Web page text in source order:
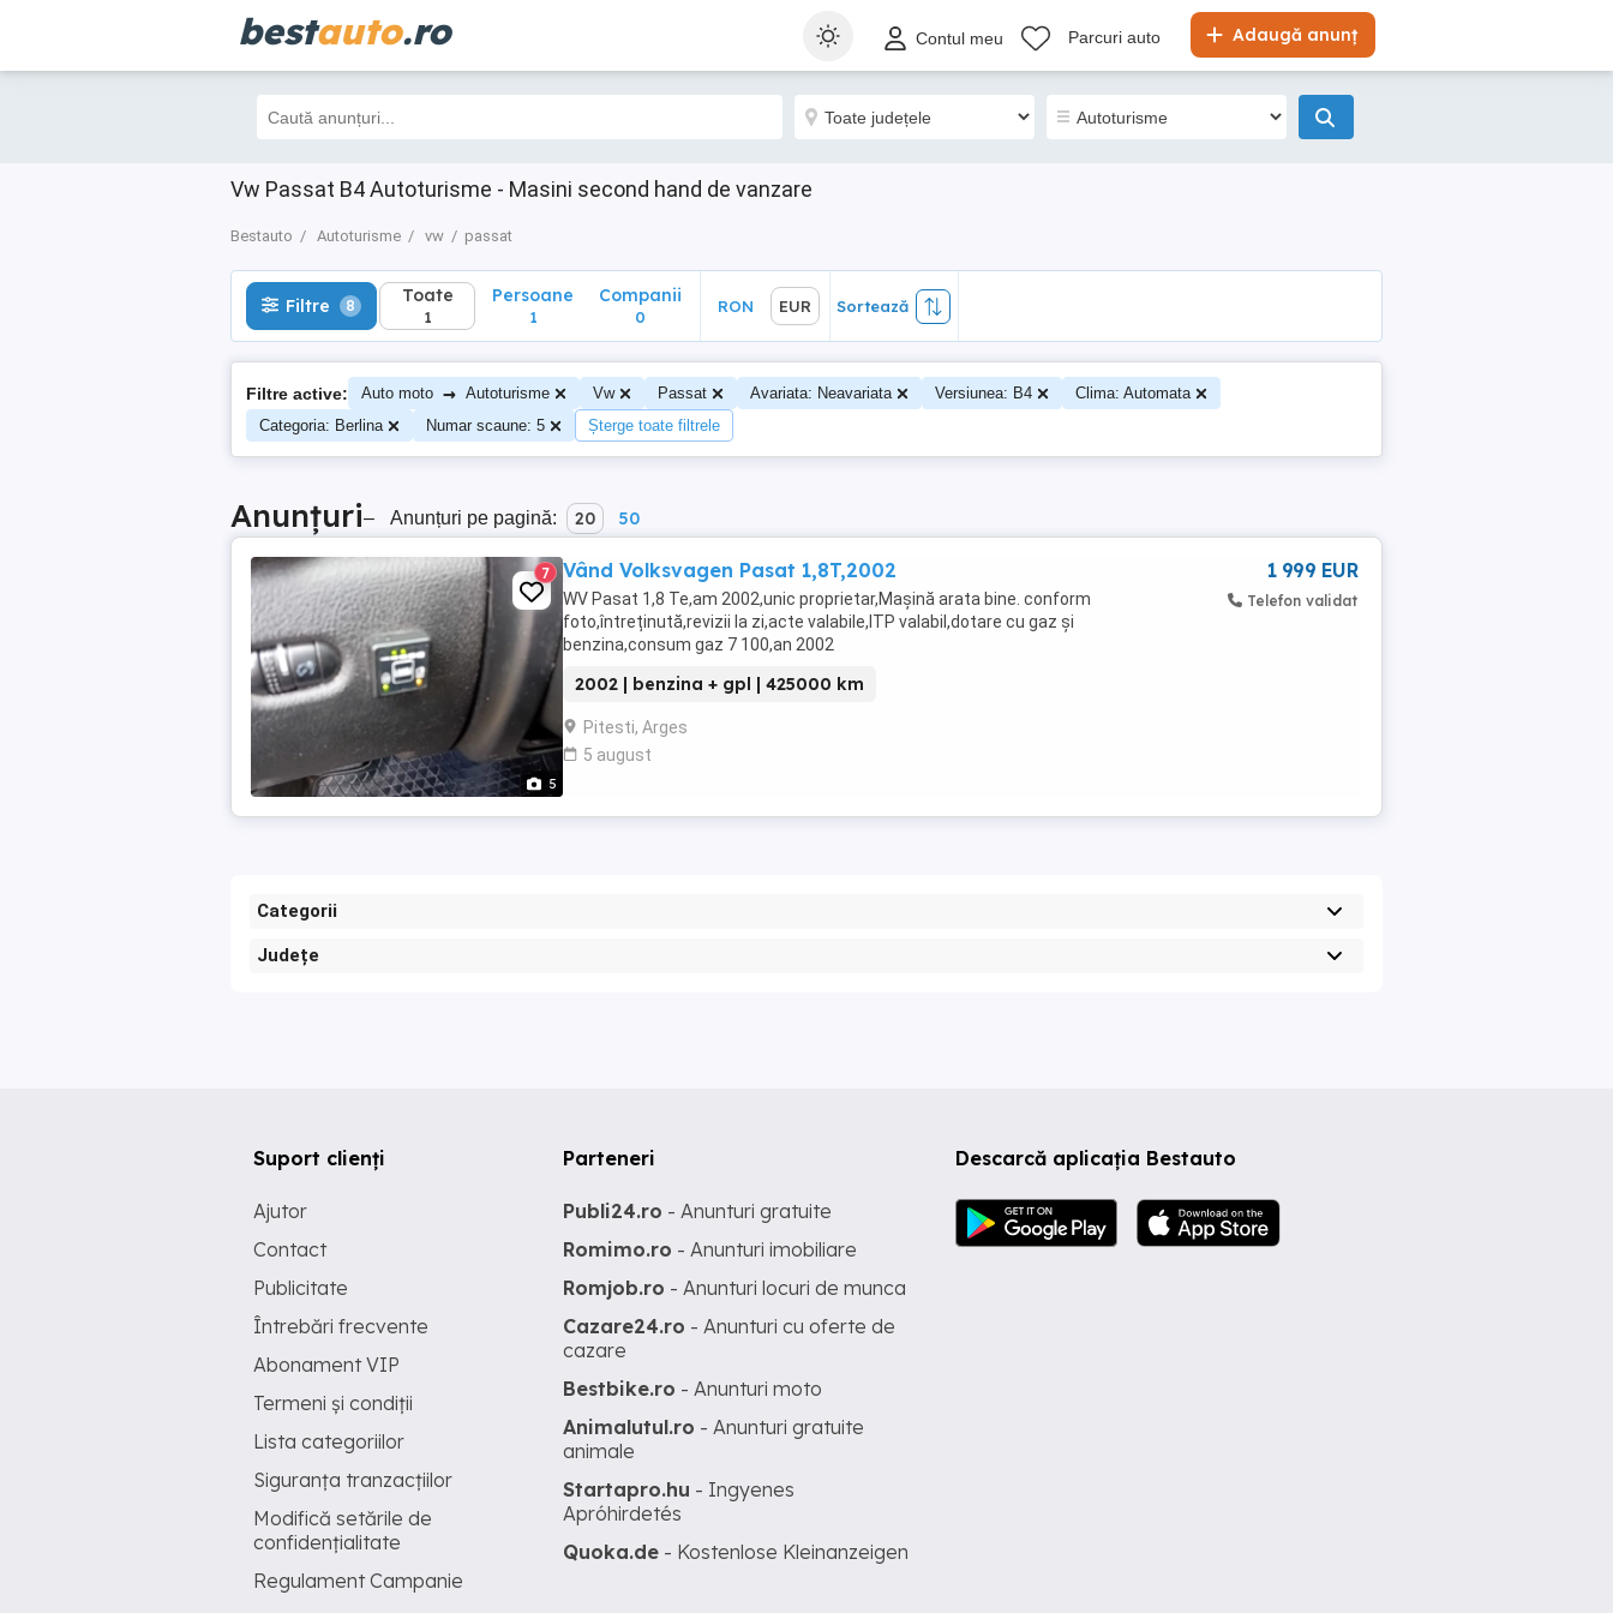
bestauto.ro Adaugă anunț
Contul meu Parcuri auto
Vw Passat B4 Autoturisme - Masini second hand de vanzare
Bestauto Autoturisme vw passat
Filtre 8 Toate
1
Sortează
Filtre 8 Toate
1
Persoane
1
Companii
0
RON EUR Sortează
Filtre active: Auto moto → Autoturisme Vw Passat Avariata: Neavariata Versiunea: B4
Clima: Automata
Categoria: Berlina
Numar scaune: 5 Șterge toate filtrele
Anunțuri– Anunțuri pe pagină: 20 50
5
7 Vând Volksvagen Pasat 1,8T,2002
WV Pasat 1,8 Te,am 2002,unic proprietar,Mașină arata bine. conform
foto,întreținută,revizii la zi,acte valabile,ITP valabil,dotare cu gaz și
benzina,consum gaz 7 100,an 2002
2002 | benzina + gpl | 425000 km
Pitesti, Arges
5 august
1 999 EUR
Telefon validat
Categorii
Județe
Descarcă aplicația Bestauto
Suport clienți
Ajutor
Contact
Publicitate
Întrebări frecvente
Abonament VIP
Termeni și condiții
Lista categoriilor
Siguranța tranzacțiilor
Modifică setările de
confidențialitate
Regulament Campanie
Parteneri
Publi24.ro - Anunturi gratuite
Romimo.ro - Anunturi imobiliare
Romjob.ro - Anunturi locuri de munca
Cazare24.ro - Anunturi cu oferte de
cazare
Bestbike.ro - Anunturi moto
Animalutul.ro - Anunturi gratuite
animale
Startapro.hu - Ingyenes
Apróhirdetés
Quoka.de - Kostenlose Kleinanzeigen